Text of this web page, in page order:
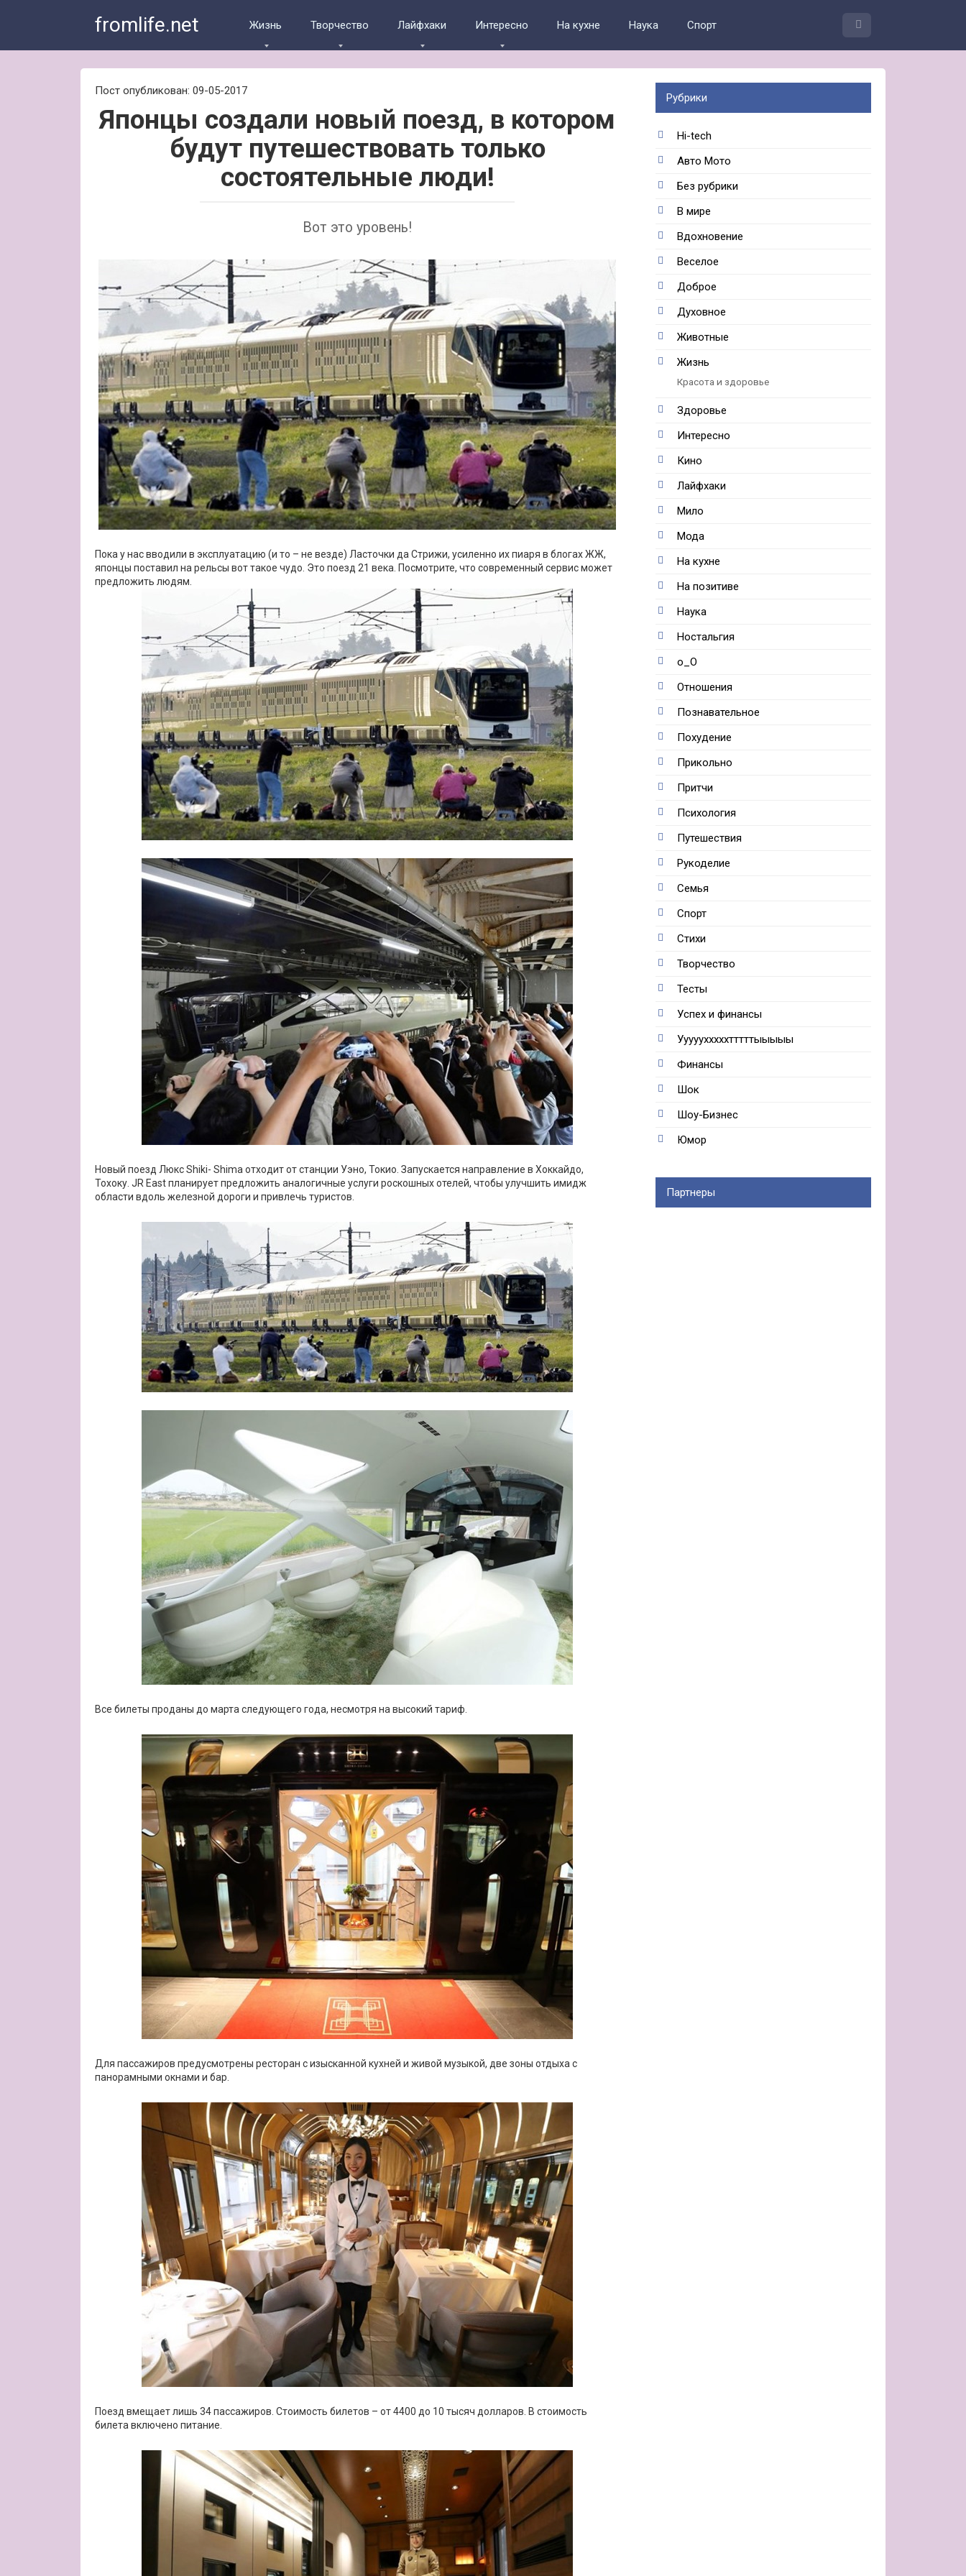
fromlife.net Жизнь Творчество Лайфхаки Интересно На кухне Наука Спорт
Пост опубликован: 09-05-2017
Японцы создали новый поезд, в котором
будут путешествовать только
состоятельные люди!
Вот это уровень!
Пока у нас вводили в эксплуатацию (и то – не везде) Ласточки да Стрижи, усиленно их пиаря в блогах ЖЖ,
японцы поставил на рельсы вот такое чудо. Это поезд 21 века. Посмотрите, что современный сервис может
предложить людям.
Новый поезд Люкс Shiki- Shima отходит от станции Уэно, Токио. Запускается направление в Хоккайдо,
Тохоку. JR East планирует предложить аналогичные услуги роскошных отелей, чтобы улучшить имидж
области вдоль железной дороги и привлечь туристов.
Все билеты проданы до марта следующего года, несмотря на высокий тариф.
Для пассажиров предусмотрены ресторан с изысканной кухней и живой музыкой, две зоны отдыха с
панорамными окнами и бар.
Поезд вмещает лишь 34 пассажиров. Стоимость билетов – от 4400 до 10 тысяч долларов. В стоимость
билета включено питание.
Рубрики
Hi-tech
Авто Мото
Без рубрики
В мире
Вдохновение
Веселое
Доброе
Духовное
Животные
Жизнь
Красота и здоровье
Здоровье
Интересно
Кино
Лайфхаки
Мило
Мода
На кухне
На позитиве
Наука
Ностальгия
о_О
Отношения
Познавательное
Похудение
Прикольно
Притчи
Психология
Путешествия
Рукоделие
Семья
Спорт
Стихи
Творчество
Тесты
Успех и финансы
Ууууухххххтттттыыыыы
Финансы
Шок
Шоу-Бизнес
Юмор
Партнеры